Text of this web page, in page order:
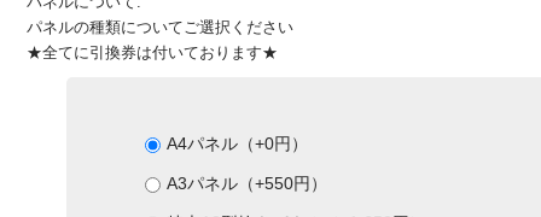
パネルの種類についてご選択ください
★全てに引換券は付いております★
A4パネル（+0円）
A3パネル（+550円）